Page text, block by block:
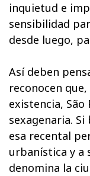
inquietud e
sensibilidad
desde luego,
Así deben
reconocen
existencia, São
sexagenaria.
esa recental
urbanística y a
denomina la